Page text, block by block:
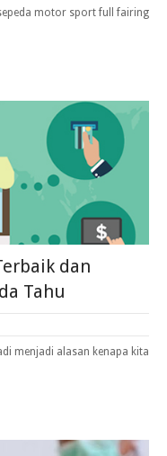
motor sport full fairing
dan
Tahu
menjadi alasan kenapa kita